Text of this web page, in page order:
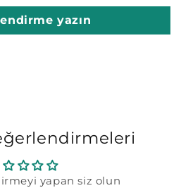
yazın
yapan siz olun